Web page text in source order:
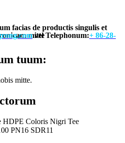
vel Telephonum:
tuum:
mitte.